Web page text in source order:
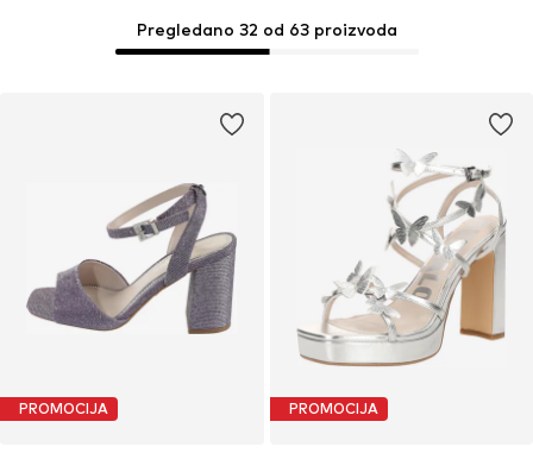
Pregledano 32 od 63 proizvoda
PROMOCIJA PROMOCIJA